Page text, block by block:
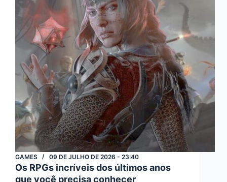
GAMES 09 DE JULHO DE 2026 - 23:40
Os RPGs incríveis dos últimos anos
que você precisa conhecer